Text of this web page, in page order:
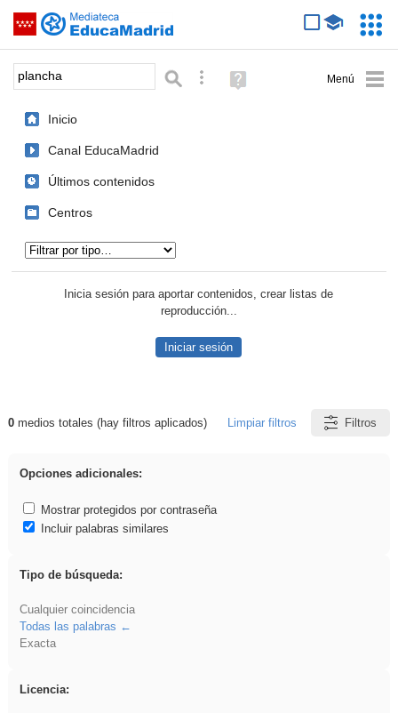
Saltar navegación
Palabra o frase: Búsqueda avanzada
Ayuda
(en
Inicio
Canal EducaMadrid
Últimos contenidos
Centros
Inicia sesión para aportar contenidos, crear listas de
reproducción...
Iniciar sesión
Resultados de: plancha
0medios totales (hay filtros aplicados) Limpiar filtros Filtros
Opciones adicionales:
Mostrar protegidos por contraseña
Incluir palabras similares
Tipo de búsqueda:
Cualquier coincidencia
Todas las palabras
Exacta
Licencia: